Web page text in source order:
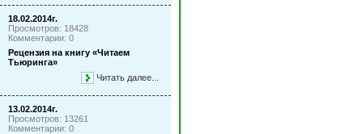
18.02.2014г.
Просмотров: 18428
Комментарии: 0
Рецензия на книгу «Читаем
Тьюринга»
Читать далее...
13.02.2014г.
Просмотров: 13261
Комментарии: 0